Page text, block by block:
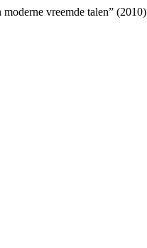
vreemde talen” (2010)